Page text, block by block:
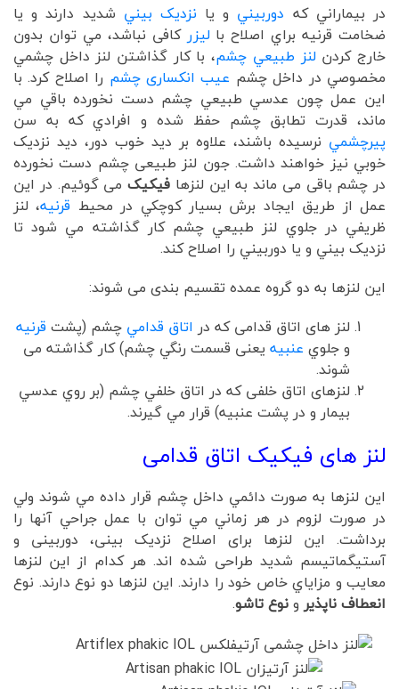
در بيماراني که دوربيني و يا نزديک بيني شديد دارند و يا
ضخامت قرنيه براي اصلاح باليزر کافی نباشد، مي توان بدون
خارج کردنلنز طبيعي چشم، با کار گذاشتن لنز داخل چشمي
مخصوصي در داخل چشم عيب انکساری چشم را اصلاح کرد. با
اين عمل چون عدسي طبيعي چشم دست نخورده باقي مي
ماند، قدرت تطابق چشم حفظ شده و افرادي که به سن
پيرچشمي نرسيده باشند، علاوه بر ديد خوب دور، ديد نزديک
خوبي نيز خواهند داشت. جون لنز طبیعی چشم دست نخورده
در چشم باقی می ماند به این لنزها فیکیک می گوئیم. در اين
عمل از طريق ايجاد برش بسيار کوچکي در محيط قرنيه، لنز
ظريفي در جلوي لنز طبيعي چشم کار گذاشته مي شود تا
نزديک بيني و يا دوربيني را اصلاح کند.
اين لنزها به دو گروه عمده تقسیم بندی می شوند:
لنز های اتاق قدامی که در اتاق قدامي چشم (پشت قرنيه
و جلوي عنبيه یعنی قسمت رنگي چشم) کار گذاشته می
شوند.
لنزهای اتاق خلفی که در اتاق خلفي چشم (بر روي عدسي
بيمار و در پشت عنبيه) قرار مي گيرند.
لنز های فیکیک اتاق قدامی
اين لنزها به صورت دائمي داخل چشم قرار داده مي شوند ولي
در صورت لزوم در هر زماني مي توان با عمل جراحي آنها را
برداشت. این لنزها برای اصلاح نزدیک بینی، دوربینی و
آستیگماتیسم شدید طراحی شده اند. هر كدام از اين لنزها
معايب و مزاياي خاص خود را دارند. این لنزها دو نوع دارند. نوع
انعطاف ناپذیرونوع تاشو.